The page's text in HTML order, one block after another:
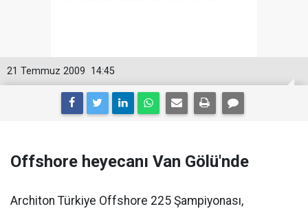
14:45
21 Temmuz 2009
Offshore heyecanı Van Gölü'nde
Architon Türkiye Offshore 225 Şampiyonası,